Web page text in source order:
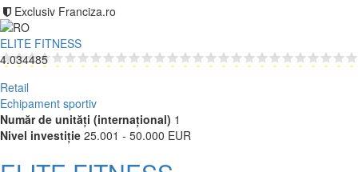
Exclusiv Franciza.ro
ELITE FITNESS
4.034485
Retail
Echipament sportiv
Număr de unități (internațional) 1
Nivel investiție 25.001 - 50.000 EUR